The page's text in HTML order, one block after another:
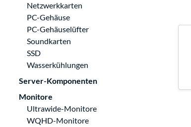
Netzwerkkarten
PC-Gehäuse
PC-Gehäuselüfter
Soundkarten
SSD
Wasserkühlungen
Server-Komponenten
Monitore
Ultrawide-Monitore
WQHD-Monitore